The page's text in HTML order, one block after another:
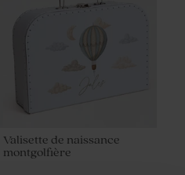
Valisette de naissance
montgolfière